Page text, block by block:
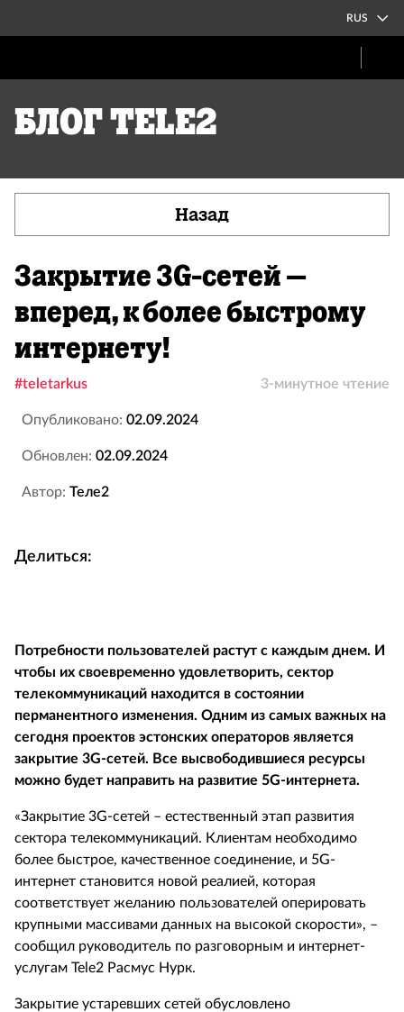
RUS
Блог Tele2
Назад
Закрытие 3G-сетей –
вперед, к более быстрому
интернету!
#teletarkus 3-минутное чтение
Опубликовано: 02.09.2024
Обновлен: 02.09.2024
Автор: Теле2
Делиться:
Потребности пользователей растут с каждым днем. И
чтобы их своевременно удовлетворить, сектор
телекоммуникаций находится в состоянии
перманентного изменения. Одним из самых важных на
сегодня проектов эстонских операторов является
закрытие 3G-сетей. Все высвободившиеся ресурсы
можно будет направить на развитие 5G-интернета.
«Закрытие 3G-сетей – естественный этап развития
сектора телекоммуникаций. Клиентам необходимо
более быстрое, качественное соединение, и 5G-
интернет становится новой реалией, которая
соответствует желанию пользователей оперировать
крупными массивами данных на высокой скорости», –
сообщил руководитель по разговорным и интернет-
услугам Tele2 Расмус Нурк.
Закрытие устаревших сетей обусловлено